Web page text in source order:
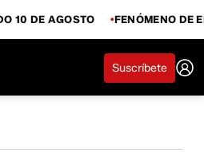
10 DE AGOSTO FENÓMENO DE
Suscríbete